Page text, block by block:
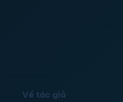
Về tác giả